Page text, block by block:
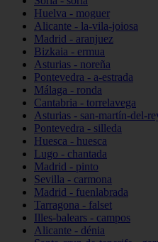
Huelva - moguer
Alicante - la-vila-joiosa
Madrid - aranjuez
Bizkaia - ermua
Asturias - noreña
Pontevedra - a-estrada
Málaga - ronda
Cantabria - torrelavega
Asturias - san-martín-del-
Pontevedra - silleda
Huesca - huesca
Lugo - chantada
Madrid - pinto
Sevilla - carmona
Madrid - fuenlabrada
Tarragona - falset
Illes-balears - campos
Alicante - dénia